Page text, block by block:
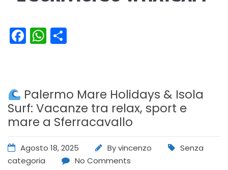
Facebook
WhatsApp
Palermo Mare Holidays & Isola
Surf: Vacanze tra relax, sport e
mare a Sferracavallo
Agosto 18, 2025 Byvincenzo
Senza
categoria
No Comments